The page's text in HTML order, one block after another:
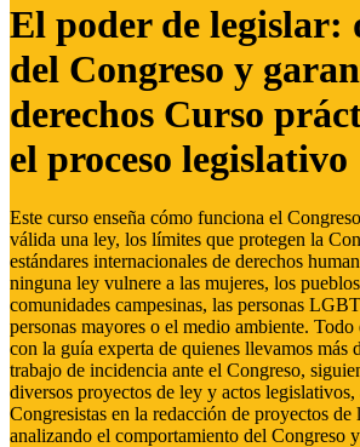
El poder de legislar:
del Congreso y
derechos Curso
el proceso legislativo
Este curso enseña cómo funciona el
válida una ley, los límites que protegen la
estándares internacionales de derechos
ninguna ley vulnere a las mujeres, los
comunidades campesinas, las personas
personas mayores o el medio ambiente. Todo
con la guía experta de quienes llevamos más
trabajo de incidencia ante el Congreso,
diversos proyectos de ley y actos legislativos,
Congresistas en la redacción de proyectos
analizando el comportamiento del Congreso